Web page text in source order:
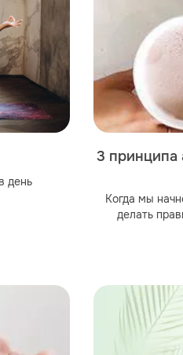
день
3 принципа
Когда мы
делать